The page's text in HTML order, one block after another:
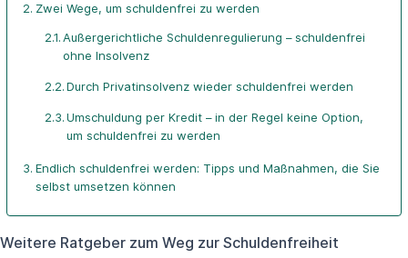
Zwei Wege, um schuldenfrei zu werden
Außergerichtliche Schuldenregulierung – schuldenfrei
ohne Insolvenz
Durch Privatinsolvenz wieder schuldenfrei werden
Umschuldung per Kredit – in der Regel keine Option,
um schuldenfrei zu werden
Endlich schuldenfrei werden: Tipps und Maßnahmen, die Sie
selbst umsetzen können
Weitere Ratgeber zum Weg zur Schuldenfreiheit